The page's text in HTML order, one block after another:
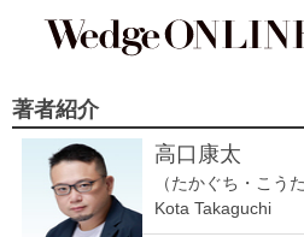
著者紹介
高口康太
（たかぐち・こうた
Kota Takaguchi